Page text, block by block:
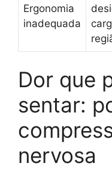
Ergonomia
inadequada
Dor que
sentar:
nervosa